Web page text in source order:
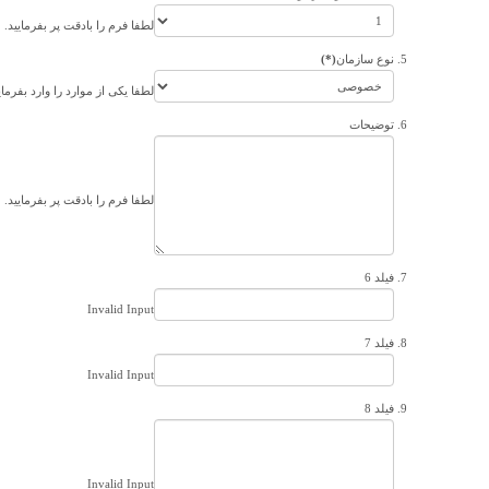
لطفا فرم را بادقت پر بفرمایید.
نوع سازمان(*)
لطفا یکی از موارد را وارد
توضیحات
لطفا فرم را بادقت پر بفرمایید.
فیلد 6
Invalid Input
فیلد 7
Invalid Input
فیلد 8
Invalid Input